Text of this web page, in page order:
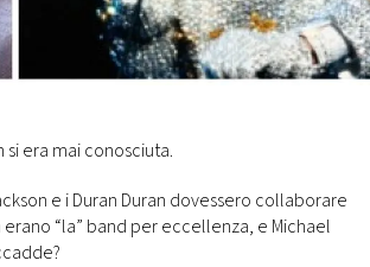
era mai conosciuta.
e i Duran Duran dovessero collaborare
erano “la” band per eccellenza, e Michael